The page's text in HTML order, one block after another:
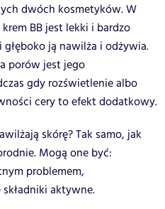
dwóch kosmetyków. W
BB jest lekki i bardzo
głęboko ją nawilża i odżywia.
porów jest jego
gdy rozświetlenie albo
cery to efekt dodatkowy.
skórę? Tak samo, jak
Mogą one być:
problemem,
aktywne.